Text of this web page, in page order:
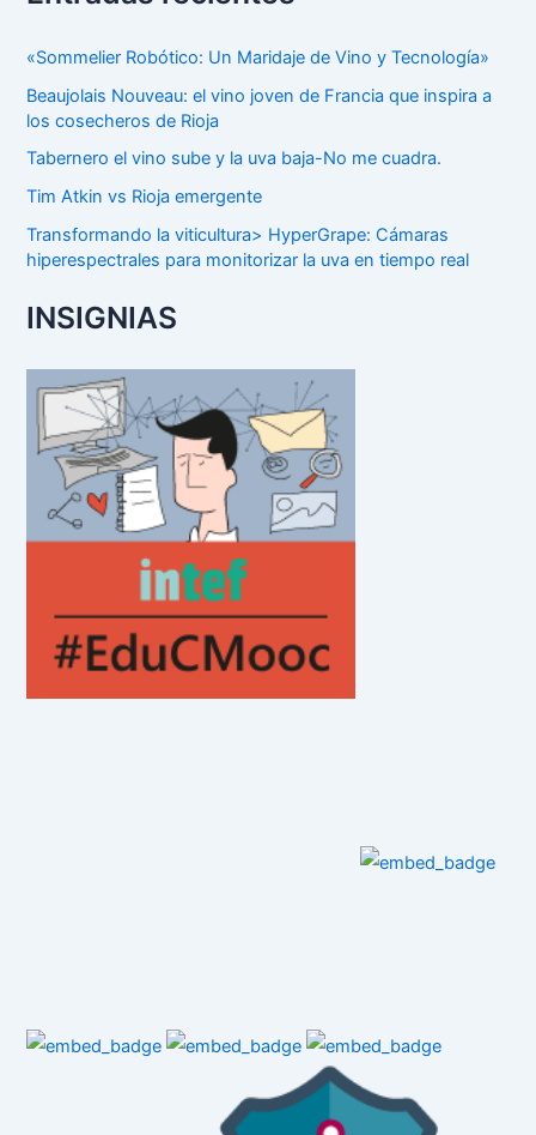
«Sommelier Robótico: Un Maridaje de Vino y Tecnología»
Beaujolais Nouveau: el vino joven de Francia que inspira a
los cosecheros de Rioja
Tabernero el vino sube y la uva baja-No me cuadra.
Tim Atkin vs Rioja emergente
Transformando la viticultura> HyperGrape: Cámaras
hiperespectrales para monitorizar la uva en tiempo real
INSIGNIAS